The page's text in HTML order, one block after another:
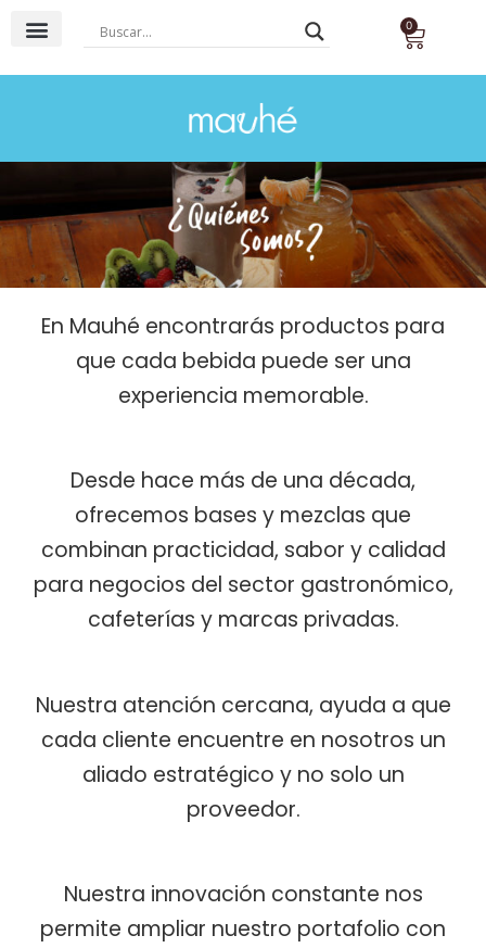
0
En Mauhé encontrarás productos para
que cada bebida puede ser una
experiencia memorable.
Desde hace más de una década,
ofrecemos bases y mezclas que
combinan practicidad, sabor y calidad
para negocios del sector gastronómico,
cafeterías y marcas privadas.
Nuestra atención cercana, ayuda a que
cada cliente encuentre en nosotros un
aliado estratégico y no solo un
proveedor.
Nuestra innovación constante nos
permite ampliar nuestro portafolio con